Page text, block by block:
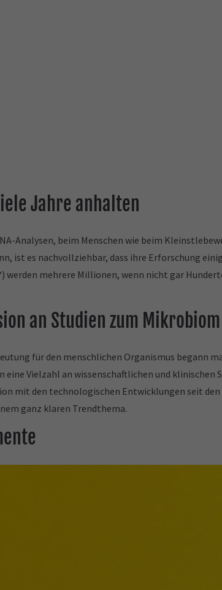
Jahre anhalten
Analysen, beim Menschen wie beim
ist es nachvollziehbar, dass ihre Erforschung
werden mehrere Millionen, wenn nicht gar
an Studien zum Mikrobiom
für den menschlichen Organismus begann
Vielzahl an wissenschaftlichen und klinischen
mit den technologischen Entwicklungen seit den
ganz klaren Trendthema.